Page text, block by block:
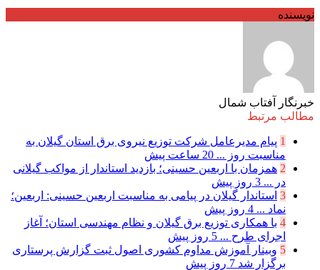
نویسنده
خبرنگار آفتاب شمال
مطالب مرتبط
1 پیام مدیرعامل شركت توزیع نیروی برق استان گیلان به
مناسبت روز ... 20 ساعت پیش
2 همزمان با اربعین حسینی؛ بازدید استاندار از مواکب گیلانی
در ... 3 روز پیش
3 استاندار گیلان در پیامی به مناسبت اربعین حسینی: اربعین؛
نماد ... 4 روز پیش
4 با همکاری توزیع برق گیلان و نظام مهندسی استان؛ آغاز
اجرای طرح ... 5 روز پیش
5 وبینار آموزش مداوم کشوری اصول ثبت گزارش پرستاری
برگزار شد 7 روز پیش